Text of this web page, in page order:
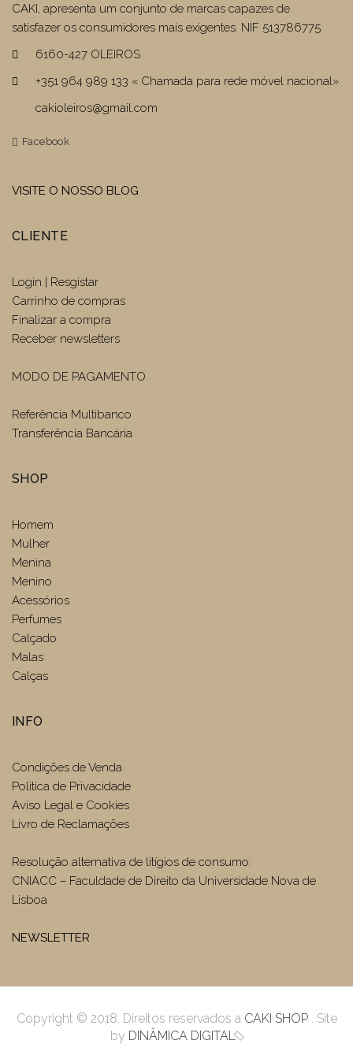
CAKI, apresenta um conjunto de marcas capazes de
satisfazer os consumidores mais exigentes. NIF 513786775
6160-427 OLEIROS
+351 964 989 133 « Chamada para rede móvel nacional»
cakioleiros@gmail.com
Facebook
VISITE O NOSSO BLOG
CLIENTE
Login | Resgistar
Carrinho de compras
Finalizar a compra
Receber newsletters
MODO DE PAGAMENTO
Referência Multibanco
Transferência Bancária
SHOP
Homem
Mulher
Menina
Menino
Acessórios
Perfumes
Calçado
Malas
Calças
INFO
Condições de Venda
Politica de Privacidade
Aviso Legal e Cookies
Livro de Reclamações
Resolução alternativa de litígios de consumo:
CNIACC – Faculdade de Direito da Universidade Nova de
Lisboa
NEWSLETTER
Copyright © 2018. Direitos reservados a CAKI SHOP. Site
by DINÂMICA DIGITAL